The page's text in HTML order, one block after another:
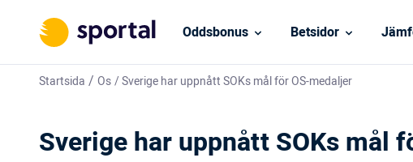
Oddsbonus Betsidor
Startsida / Os/Sverige har uppnått SOKs mål för OS-medaljer
Sverige har uppnått SOKs mål